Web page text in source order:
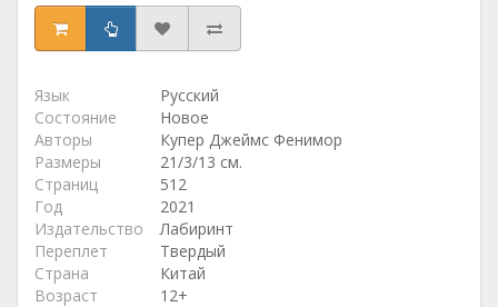
Язык
Русский
Состояние
Новое
Авторы
Купер Джеймс Фенимор
Размеры
21/3/13 см.
Страниц
512
Год
2021
Издательство
Лабиринт
Переплет
Твердый
Страна
Китай
Возраст
12+